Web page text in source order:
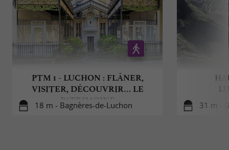
PTM 1 - LUCHON : FLÂNER,
VISITER, DÉCOUVRIR… LE
PATRIMOINE
18 m - Bagnères-de-Luchon 31 m -